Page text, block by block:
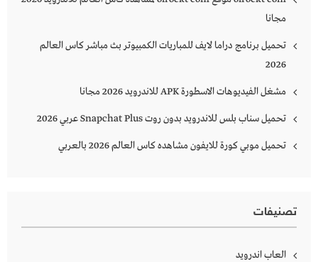
مجانا
تحميل برنامج دراما لايف للمباريات الكمبيوتر بث مباشر كاس العالم
2026
مشغل الفيديوهات الاسطورة APK للاندرويد 2026 مجانا
تحميل سناب بلس للاندرويد بدون روت Snapchat Plus‏ عربي 2026
تحميل موبي كورة للايفون مشاهده كاس العالم 2026 بالعربي
تصنيفات
العاب اندرويد